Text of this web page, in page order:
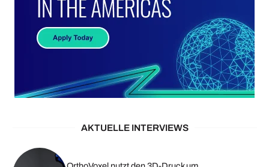
AKTUELLE INTERVIEWS